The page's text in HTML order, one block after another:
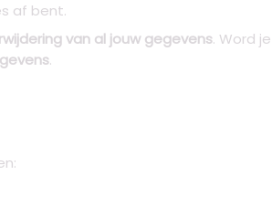
af bent.
van al jouw gegevens. Word
.